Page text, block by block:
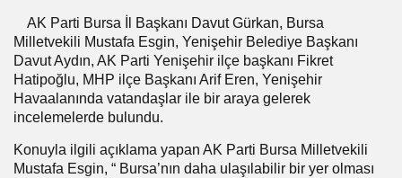
AK Parti Bursa İl Başkanı Davut Gürkan, Bursa
Milletvekili Mustafa Esgin, Yenişehir Belediye Başkanı
Davut Aydın, AK Parti Yenişehir ilçe başkanı Fikret
Hatipoğlu, MHP ilçe Başkanı Arif Eren, Yenişehir
Havaalanında vatandaşlar ile bir araya gelerek
incelemelerde bulundu.
Konuyla ilgili açıklama yapan AK Parti Bursa Milletvekili
Mustafa Esgin, “ Bursa’nın daha ulaşılabilir bir yer olması